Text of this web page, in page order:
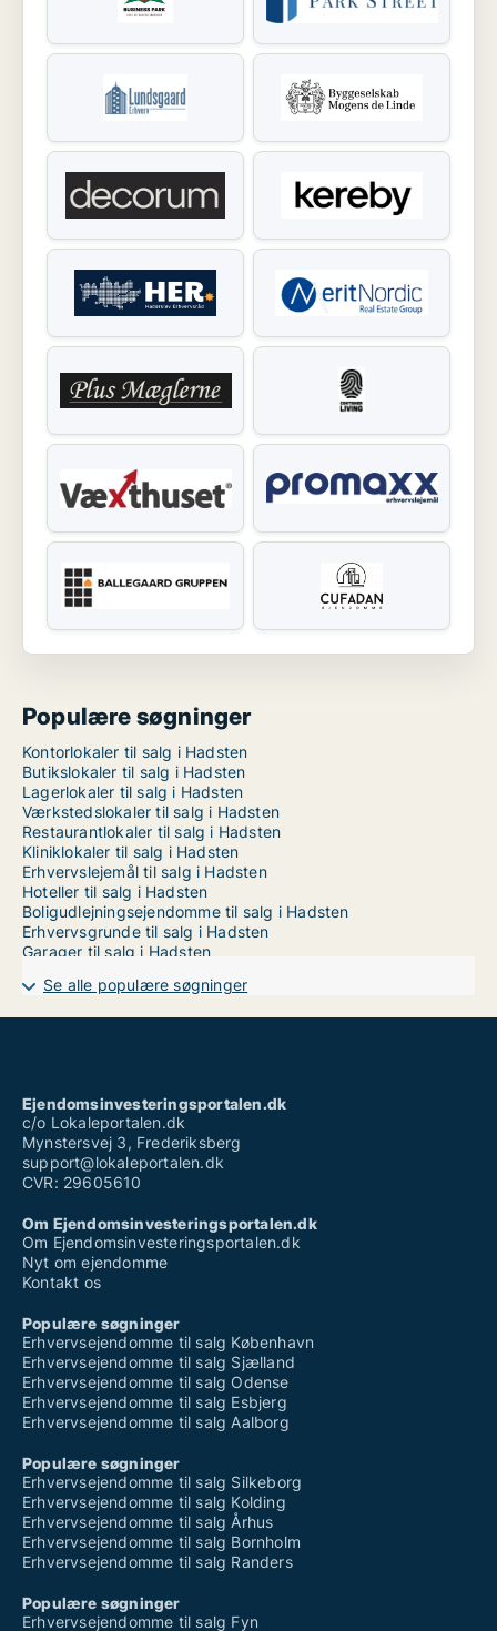
Populære søgninger
Kontorlokaler til salg i Hadsten
Butikslokaler til salg i Hadsten
Lagerlokaler til salg i Hadsten
Værkstedslokaler til salg i Hadsten
Restaurantlokaler til salg i Hadsten
Kliniklokaler til salg i Hadsten
Erhvervslejemål til salg i Hadsten
Hoteller til salg i Hadsten
Boligudlejningsejendomme til salg i Hadsten
Erhvervsgrunde til salg i Hadsten
Garager til salg i Hadsten
Se alle populære søgninger
Ejendomsinvesteringsportalen.dk
c/o Lokaleportalen.dk
Mynstersvej 3, Frederiksberg
support@lokaleportalen.dk
CVR: 29605610
Om Ejendomsinvesteringsportalen.dk
Om Ejendomsinvesteringsportalen.dk
Nyt om ejendomme
Kontakt os
Populære søgninger
Erhvervsejendomme til salg København
Erhvervsejendomme til salg Sjælland
Erhvervsejendomme til salg Odense
Erhvervsejendomme til salg Esbjerg
Erhvervsejendomme til salg Aalborg
Populære søgninger
Erhvervsejendomme til salg Silkeborg
Erhvervsejendomme til salg Kolding
Erhvervsejendomme til salg Århus
Erhvervsejendomme til salg Bornholm
Erhvervsejendomme til salg Randers
Populære søgninger
Erhvervsejendomme til salg Fyn